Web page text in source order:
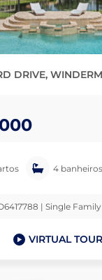
DRIVE,
4 banheiros
| Single
VIRTUAL TOUR